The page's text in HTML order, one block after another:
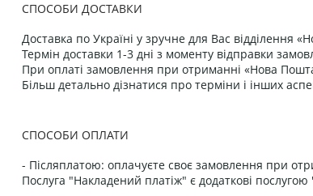
СПОСОБИ ДОСТАВКИ
Доставка по Україні у зручне для Вас відділення
Термін доставки 1-3 дні з моменту відправки
При оплаті замовлення при отриманні «Нова
Більш детально дізнатися про терміни і інших
СПОСОБИ ОПЛАТИ
- Післяплатою: оплачуєте своє замовлення при
Послуга "Накладений платіж" є додаткові